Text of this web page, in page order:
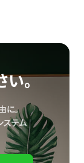
。
に。
ステム